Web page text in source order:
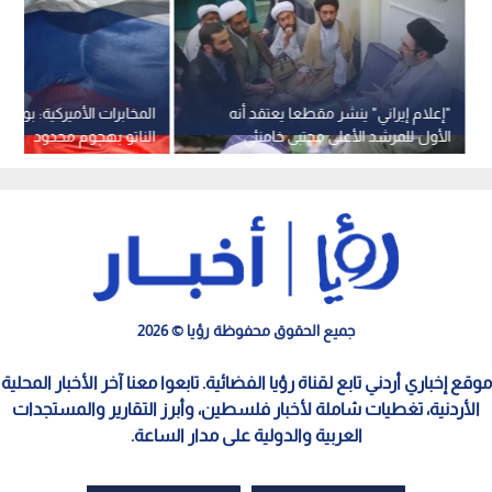
المخابرات الأميركية:
الناتو بهجوم محدود
"إعلام إيراني" ينشر مقطعا يعتقد أنه
الأول للمرشد الأعلى مجتبى خامنئي
جميع الحقوق محفوظة رؤيا © 2026
موقع إخباري أردني تابع لقناة رؤيا الفضائية. تابعوا معنا آخر الأخبار المحلية
الأردنية، تغطيات شاملة لأخبار فلسطين، وأبرز التقارير والمستجدات
العربية والدولية على مدار الساعة.